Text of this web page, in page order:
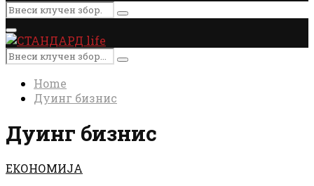
Search
for:
Search
Primary
Menu
Search
for:
Search
Home
Дуинг бизнис
Дуинг бизнис
ЕКОНОМИЈА